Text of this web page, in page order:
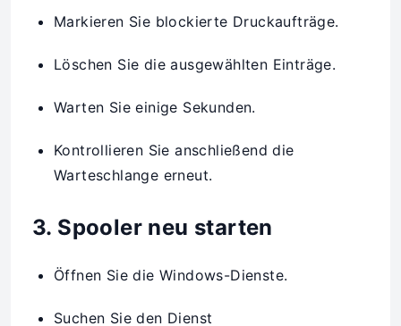
Markieren Sie blockierte Druckaufträge.
Löschen Sie die ausgewählten Einträge.
Warten Sie einige Sekunden.
Kontrollieren Sie anschließend die
Warteschlange erneut.
3. Spooler neu starten
Öffnen Sie die Windows-Dienste.
Suchen Sie den Dienst